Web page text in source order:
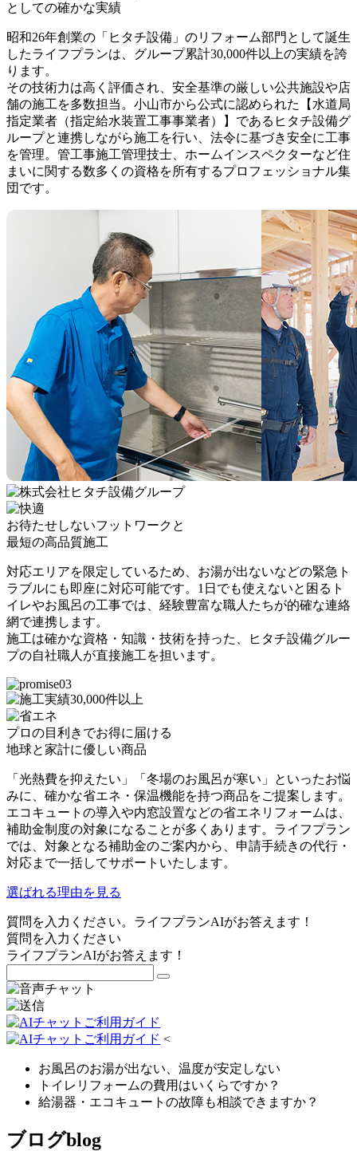
としての確かな実績
昭和26年創業の「ヒタチ設備」のリフォーム部門として誕生
したライフプランは、グループ累計30,000件以上の実績を誇
ります。
その技術力は高く評価され、安全基準の厳しい公共施設や店
舗の施工を多数担当。小山市から公式に認められた【水道局
指定業者（指定給水装置工事事業者）】であるヒタチ設備グ
ループと連携しながら施工を行い、法令に基づき安全に工事
を管理。管工事施工管理技士、ホームインスペクターなど住
まいに関する数多くの資格を所有するプロフェッショナル集
団です。
お待たせしないフットワークと
最短の高品質施工
対応エリアを限定しているため、お湯が出ないなどの緊急ト
ラブルにも即座に対応可能です。1日でも使えないと困るト
イレやお風呂の工事では、経験豊富な職人たちが的確な連絡
網で連携します。
施工は確かな資格・知識・技術を持った、ヒタチ設備グルー
プの自社職人が直接施工を担います。
プロの目利きでお得に届ける
地球と家計に優しい商品
「光熱費を抑えたい」「冬場のお風呂が寒い」といったお悩
みに、確かな省エネ・保温機能を持つ商品をご提案します。
エコキュートの導入や内窓設置などの省エネリフォームは、
補助金制度の対象になることが多くあります。ライフプラン
では、対象となる補助金のご案内から、申請手続きの代行・
対応まで一括してサポートいたします。
選ばれる理由を見る
質問を入力ください。ライフプランAIがお答えます！
質問を入力ください
ライフプランAIがお答えます！
<
お風呂のお湯が出ない、温度が安定しない
トイレリフォームの費用はいくらですか？
給湯器・エコキュートの故障も相談できますか？
ブログblog